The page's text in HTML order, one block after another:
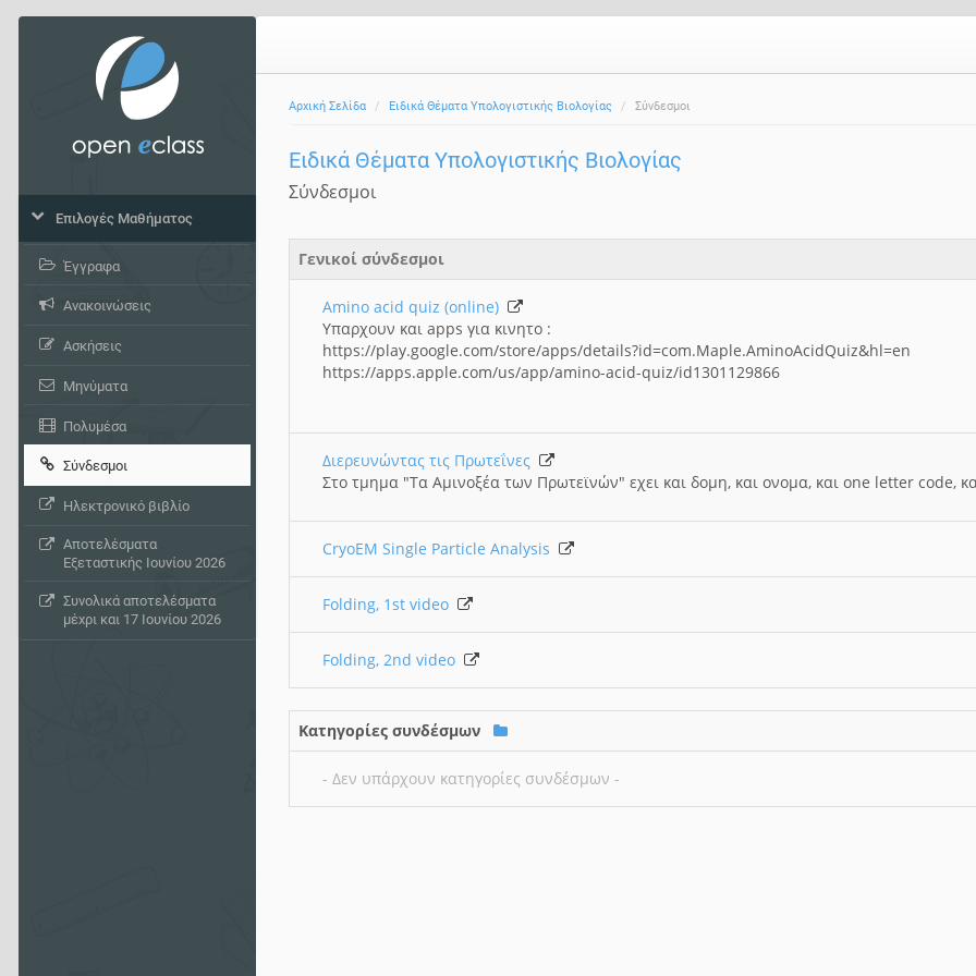
Αρχική Σελίδα Ειδικά Θέματα Υπολογιστικής Βιολογίας Σύνδεσμοι
Ειδικά Θέματα Υπολογιστικής Βιολογίας
Σύνδεσμοι
Γενικοί σύνδεσμοι
Amino acid quiz (online)
Υπαρχουν και apps για κινητο :
https://play.google.com/store/apps/details?id=com.Maple.AminoAcidQuiz&hl=en
https://apps.apple.com/us/app/amino-acid-quiz/id1301129866
Διερευνώντας τις Πρωτεΐνες
Στο τμημα "Τα Αμινοξέα των Πρωτεϊνών" εχει και δομη, και ονομα, και one letter code,
CryoEM Single Particle Analysis
Folding, 1st video
Folding, 2nd video
Κατηγορίες συνδέσμων
- Δεν υπάρχουν κατηγορίες συνδέσμων -
Επιλογές Μαθήματος
Έγγραφα
Ανακοινώσεις
Ασκήσεις
Μηνύματα
Πολυμέσα
Σύνδεσμοι
Ηλεκτρονικό βιβλίο
Αποτελέσματα
Εξεταστικής Ιουνίου 2026
Συνολικά αποτελέσματα
μέχρι και 17 Ιουνίου 2026